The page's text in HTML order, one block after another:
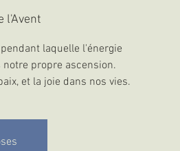
l'Avent
laquelle l'énergie
propre ascension.
et la joie dans nos vies.